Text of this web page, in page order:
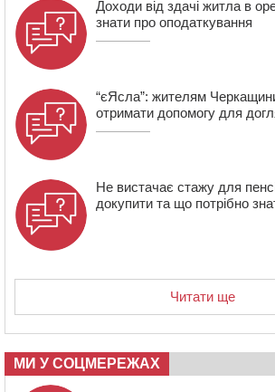
Доходи від здачі житла в
знати про оподаткування
“єЯсла”: жителям
отримати допомогу для
Не вистачає стажу для
докупити та що потрібно
Читати ще
МИ У СОЦМЕРЕЖАХ